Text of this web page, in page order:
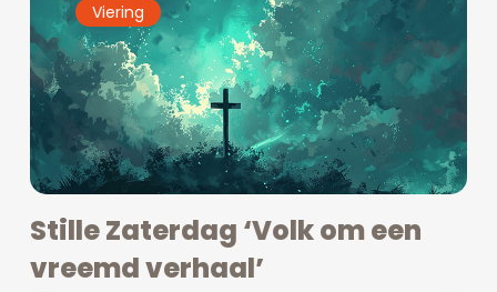
Viering
Stille Zaterdag ‘Volk om een
vreemd verhaal’